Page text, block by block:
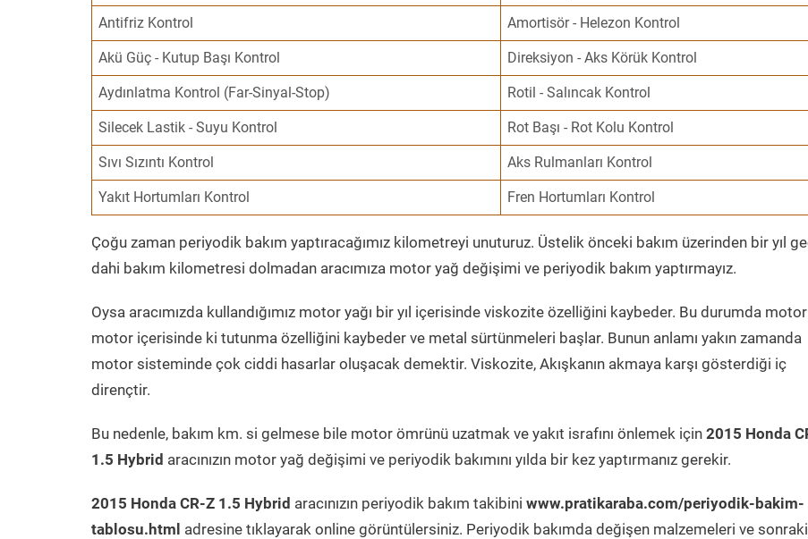
Antifriz Kontrol Amortisör - Helezon Kontrol
Akü Güç - Kutup Başı Kontrol Direksiyon - Aks Körük Kontrol
Aydınlatma Kontrol (Far-Sinyal-Stop) Rotil - Salıncak Kontrol
Silecek Lastik - Suyu Kontrol Rot Başı - Rot Kolu Kontrol
Sıvı Sızıntı Kontrol Aks Rulmanları Kontrol
Yakıt Hortumları Kontrol Fren Hortumları Kontrol
Çoğu zaman periyodik bakım yaptıracağımız kilometreyi unuturuz. Üstelik önceki bakım üzerinden bir yıl
dahi bakım kilometresi dolmadan aracımıza motor yağ değişimi ve periyodik bakım yaptırmayız.
Oysa aracımızda kullandığımız motor yağı bir yıl içerisinde viskozite özelliğini kaybeder. Bu durumda
motor içerisinde ki tutunma özelliğini kaybeder ve metal sürtünmeleri başlar. Bunun anlamı yakın zamanda
motor sisteminde çok ciddi hasarlar oluşacak demektir. Viskozite, Akışkanın akmaya karşı gösterdiği iç
dirençtir.
Bu nedenle, bakım km. si gelmese bile motor ömrünü uzatmak ve yakıt israfını önlemek için 2015 Honda
1.5 Hybrid aracınızın motor yağ değişimi ve periyodik bakımını yılda bir kez yaptırmanız gerekir.
2015 Honda CR-Z 1.5 Hybrid aracınızın periyodik bakım takibini www.pratikaraba.com/periyodik-bakim-
tablosu.html adresine tıklayarak online görüntülersiniz. Periyodik bakımda değişen malzemeleri ve sonraki